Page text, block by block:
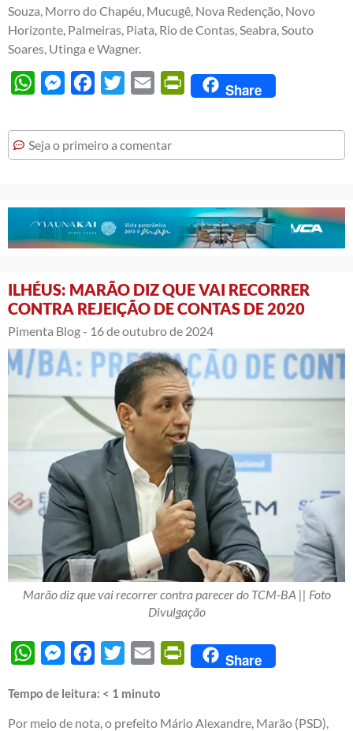
Souza, Morro do Chapéu, Mucugê, Nova Redenção, Novo
Horizonte, Palmeiras, Piata, Rio de Contas, Seabra, Souto
Soares, Utinga e Wagner.
WhatsAppMessengerFacebook
Twitter Email PrintFriendly
Share
Seja o primeiro a comentar
ILHÉUS: MARÃO DIZ QUE VAI RECORRER
CONTRA REJEIÇÃO DE CONTAS DE 2020
Pimenta Blog - 16 de outubro de 2024
Marão diz que vai recorrer contra parecer do TCM-BA || Foto
Divulgação
WhatsAppMessengerFacebook
Twitter Email PrintFriendly
Share
Tempo de leitura: < 1 minuto
Por meio de nota, o prefeito Mário Alexandre, Marão (PSD),